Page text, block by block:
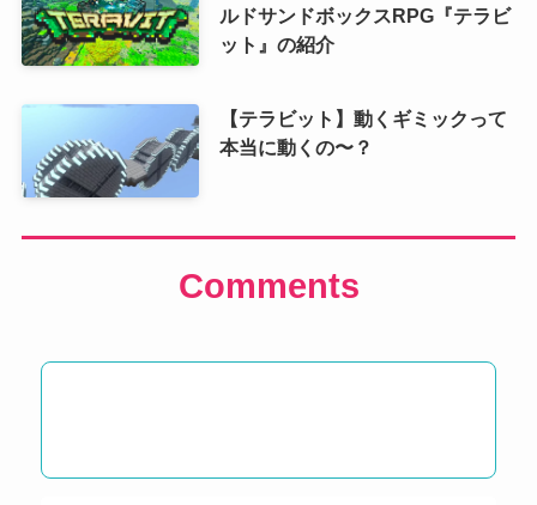
ルドサンドボックスRPG『テラビ
ット』の紹介
【テラビット】動くギミックって
本当に動くの〜？
Comments